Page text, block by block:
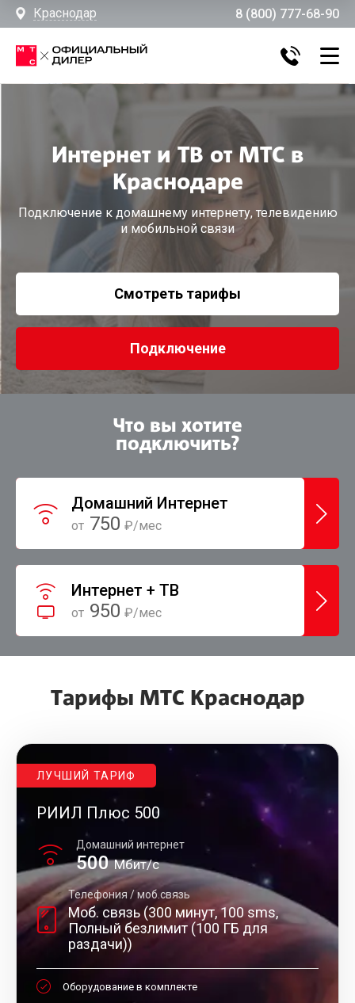
Краснодар 8 (800) 777-68-90
Интернет и ТВ от МТС в
Краснодаре
Подключение к домашнему интернету, телевидению
и мобильной связи
Смотреть тарифы
Подключение
Что вы хотите
подключить?
Домашний Интернет
от 750 ₽/мес
Интернет + ТВ
от 950 ₽/мес
Тарифы МТС Краснодар
ЛУЧШИЙ ТАРИФ
РИИЛ Плюс 500
500Мбит/с
Домашний интернет
Моб. связь (300 минут, 100 sms,
Полный безлимит (100 ГБ для
раздачи))
Телефония / моб.связь
Оборудование в комплекте